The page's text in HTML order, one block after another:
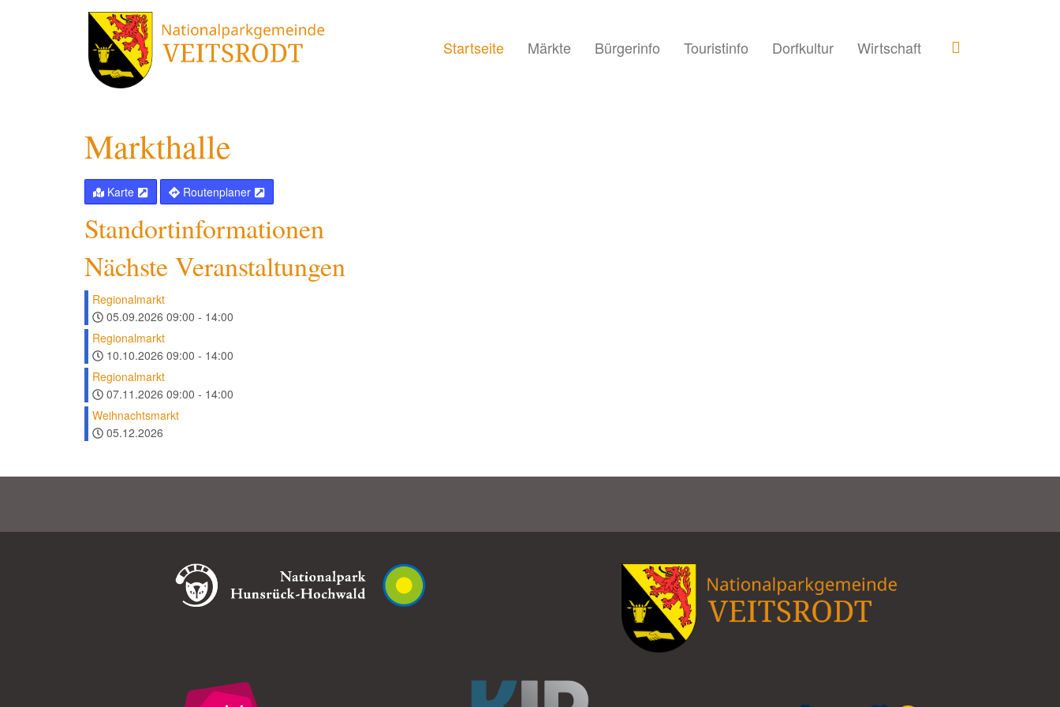
Startseite Märkte Bürgerinfo Touristinfo Dorfkultur Wirtschaft
Markthalle
Karte Routenplaner
Standortinformationen
Nächste Veranstaltungen
Regionalmarkt
05.09.2026 09:00 - 14:00
Regionalmarkt
10.10.2026 09:00 - 14:00
Regionalmarkt
07.11.2026 09:00 - 14:00
Weihnachtsmarkt
05.12.2026